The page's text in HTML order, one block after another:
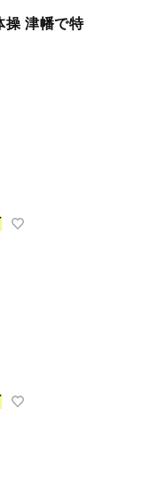
操 津幡で特